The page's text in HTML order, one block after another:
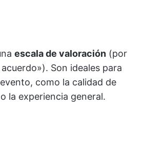
escala de valoración (por
Son ideales para
como la calidad de
la experiencia general.